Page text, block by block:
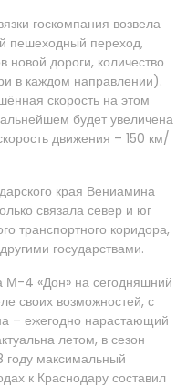
госкомпания возвела
пешеходный переход,
новой дороги, количество
в каждом направлении).
скорость на этом
будет увеличена
движения – 150 км/
края Вениамина
связала север и юг
транспортного коридора,
государствами.
М-4 «Дон» на сегодняшний
своих возможностей, с
– ежегодно нарастающий
летом, в сезон
году максимальный
к Краснодару составил